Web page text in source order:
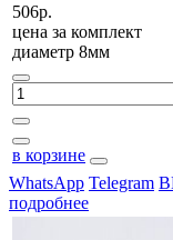
506р.
цена за комплект
диаметр 8мм
в корзине
WhatsApp Telegram
подробнее